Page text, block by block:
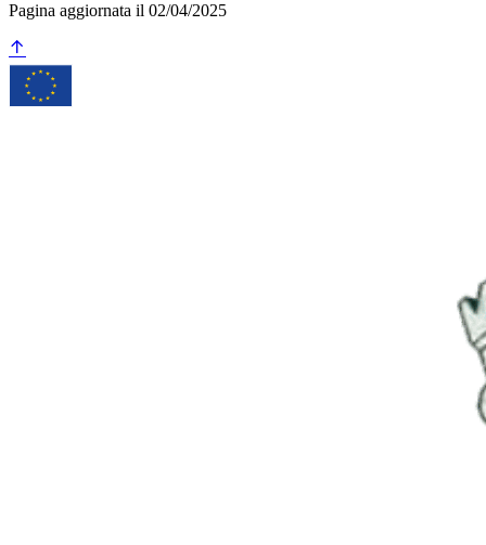
Pagina aggiornata il 02/04/2025